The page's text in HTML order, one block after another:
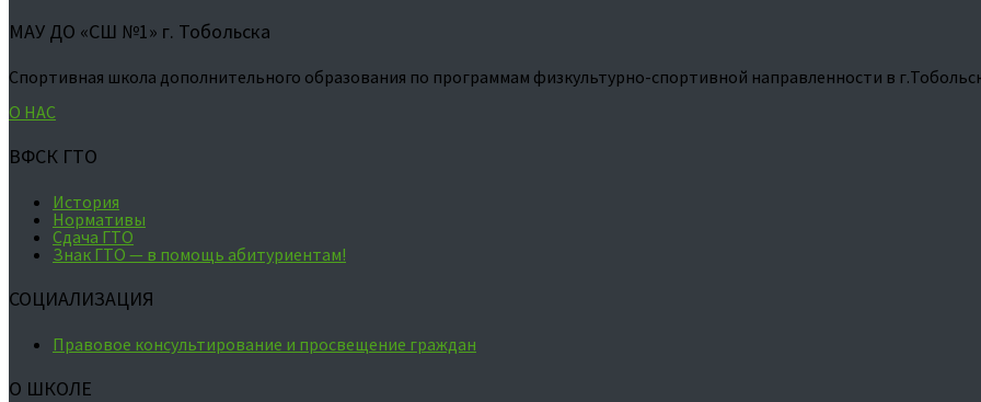
МАУ ДО «СШ №1» г. Тобольска
Спортивная школа дополнительного образования по программам физкультурно-спортивной направленности в
О НАС
ВФСК ГТО
История
Нормативы
Сдача ГТО
Знак ГТО — в помощь абитуриентам!
СОЦИАЛИЗАЦИЯ
Правовое консультирование и просвещение граждан
О ШКОЛЕ